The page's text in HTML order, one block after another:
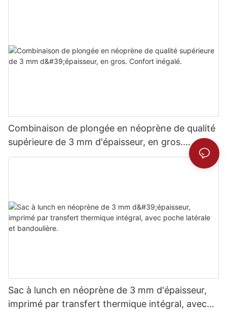
Combinaison de plongée en néoprène de qualité
supérieure de 3 mm d'épaisseur, en gros.
Confort inégalé.
Sac à lunch en néoprène de 3 mm d'épaisseur,
imprimé par transfert thermique intégral, avec